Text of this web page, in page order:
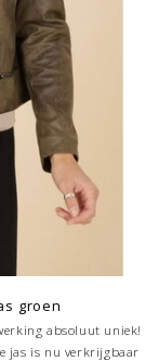
groen
absoluut uniek!
jas is nu verkrijgbaar